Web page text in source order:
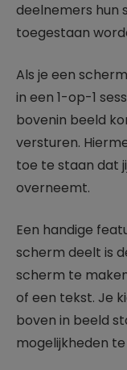
deelnemers hun
toegestaan
Als je een
in een 1-op-1
bovenin beeld
versturen.
toe te staan dat
overneemt.
Een handige
scherm deelt is
scherm te
of een tekst. Je
boven in beeld
mogelijkheden te